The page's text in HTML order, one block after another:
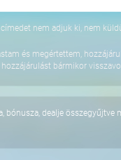
nem adjuk ki, nem
és megértettem,
bármikor
bónusza, dealje összegyűjtve
2 éjszaka 2